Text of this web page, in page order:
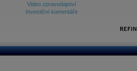
Video zpravodajství
Investiční komentáře